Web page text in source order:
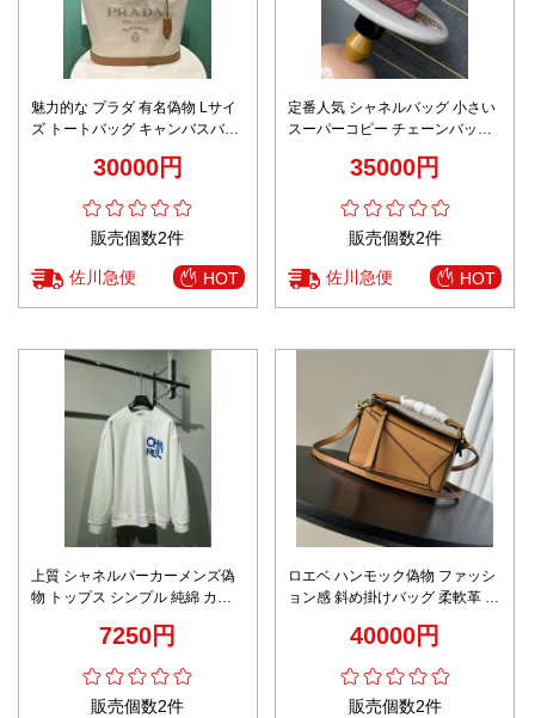
魅力的な プラダ 有名偽物 Lサイ
ズ トートバッグ キャンバスバッ
1BG472 ブラウン
30000円
販売個数2件
佐川急便 HOT
定番人気 シャネルバッグ 小さい
スーパーコピー チェーンバッグ
35000円
販売個数2件
佐川急便 HOT
上質 シャネルパーカーメンズ偽
物 トップス シンプル 純綿 カッ
7250円
販売個数2件
ロエベ ハンモック偽物 ファッシ
ョン感 斜め掛けバッグ 柔軟革 レ
40000円
販売個数2件